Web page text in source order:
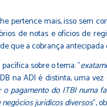
pertence mais, isso sem
de notas e ofícios de
que a cobrança
sobre o tema: "
na ADI é distinta, uma
o pagamento do ITBI numa
jurídicos diversos",